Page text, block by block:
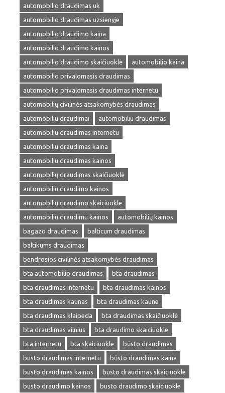
automobilio draudimas uk
automobilio draudimas uzsienyje
automobilio draudimo kaina
automobilio draudimo kainos
automobilio draudimo skaičiuoklė
automobilio kaina
automobilio privalomasis draudimas
automobilio privalomasis draudimas internetu
automobilių civilinės atsakomybės draudimas
automobiliu draudimai
automobiliu draudimas
automobiliu draudimas internetu
automobiliu draudimas kaina
automobiliu draudimas kainos
automobilių draudimas skaičiuoklė
automobiliu draudimo kainos
automobiliu draudimo skaiciuokle
automobiliu draudimu kainos
automobilių kainos
bagazo draudimas
balticum draudimas
baltikums draudimas
bendrosios civilinės atsakomybės draudimas
bta automobilio draudimas
bta draudimas
bta draudimas internetu
bta draudimas kainos
bta draudimas kaunas
bta draudimas kaune
bta draudimas klaipeda
bta draudimas skaičiuoklė
bta draudimas vilnius
bta draudimo skaiciuokle
bta internetu
bta skaiciuokle
būsto draudimas
busto draudimas internetu
būsto draudimas kaina
busto draudimas kainos
busto draudimas skaiciuokle
busto draudimo kainos
busto draudimo skaiciuokle